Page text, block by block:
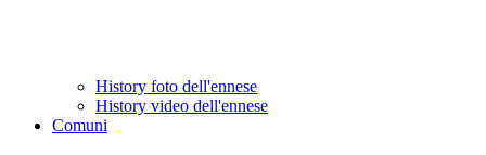
History foto dell'ennese
History video dell'ennese
Comuni